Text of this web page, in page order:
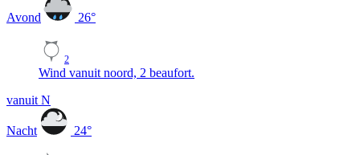
Avond 26°
2
Wind vanuit noord, 2 beaufort.
vanuit N
Nacht 24°